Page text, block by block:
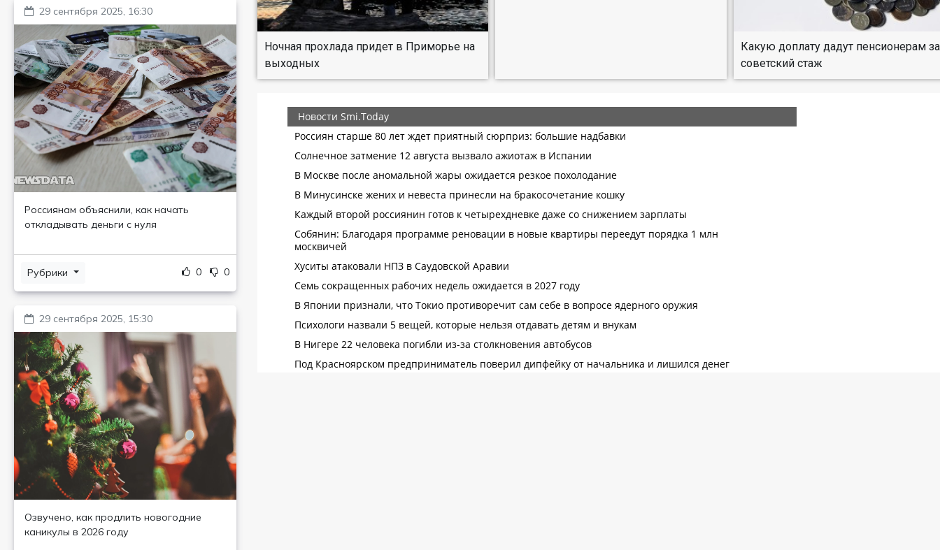
29 сентября 2025, 16:30
Россиянам объяснили, как начать
откладывать деньги с нуля
Рубрики 0 0
29 сентября 2025, 15:30
Озвучено, как продлить новогодние
каникулы в 2026 году
Ночная прохлада придет в Приморье на
выходных
Какую доплату дадут пенсионерам за
советский стаж